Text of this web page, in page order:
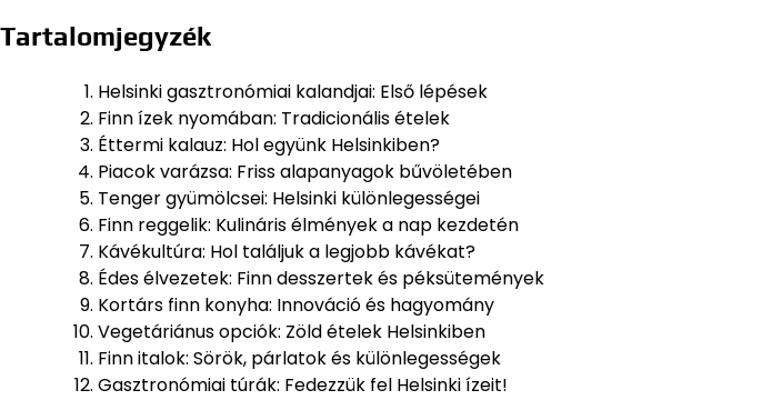
Tartalomjegyzék
Helsinki gasztronómiai kalandjai: Első lépések
Finn ízek nyomában: Tradicionális ételek
Éttermi kalauz: Hol együnk Helsinkiben?
Piacok varázsa: Friss alapanyagok bűvöletében
Tenger gyümölcsei: Helsinki különlegességei
Finn reggelik: Kulináris élmények a nap kezdetén
Kávékultúra: Hol találjuk a legjobb kávékat?
Édes élvezetek: Finn desszertek és péksütemények
Kortárs finn konyha: Innováció és hagyomány
Vegetáriánus opciók: Zöld ételek Helsinkiben
Finn italok: Sörök, párlatok és különlegességek
Gasztronómiai túrák: Fedezzük fel Helsinki ízeit!